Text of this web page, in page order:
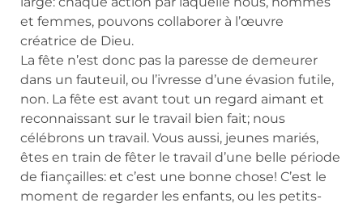
et femmes, pouvons collaborer à l’œuvre
créatrice de Dieu.
La fête n’est donc pas la paresse de demeurer
dans un fauteuil, ou l’ivresse d’une évasion futile,
non. La fête est avant tout un regard aimant et
reconnaissant sur le travail bien fait; nous
célébrons un travail. Vous aussi, jeunes mariés,
êtes en train de fêter le travail d’une belle période
de fiançailles: et c’est une bonne chose! C’est le
moment de regarder les enfants, ou les petits-